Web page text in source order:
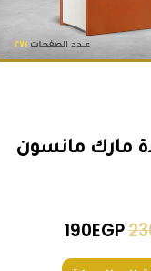
مارك مانسون
190EGP